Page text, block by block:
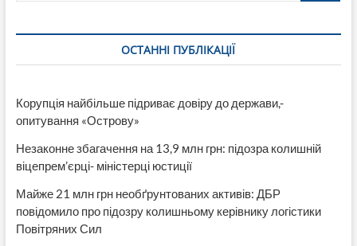
ОСТАННІ ПУБЛІКАЦІЇ
Корупція найбільше підриває довіру до держави,-
опитування «Острову»
Незаконне збагачення на 13,9 млн грн: підозра колишній
віцепрем’єрці- міністерці юстиції
Майже 21 млн грн необґрунтованих активів: ДБР
повідомило про підозру колишньому керівнику логістики
Повітряних Сил